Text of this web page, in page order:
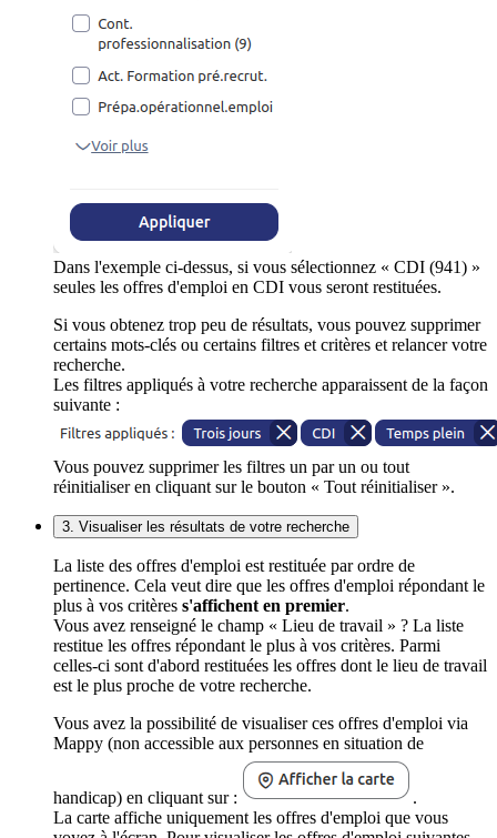
Dans l'exemple ci-dessus, si vous sélectionnez « CDI (941) »
seules les offres d'emploi en CDI vous seront restituées.
Si vous obtenez trop peu de résultats, vous pouvez supprimer
certains mots-clés ou certains filtres et critères et relancer votre
recherche.
Les filtres appliqués à votre recherche apparaissent de la façon
suivante :
Vous pouvez supprimer les filtres un par un ou tout
réinitialiser en cliquant sur le bouton « Tout réinitialiser ».
3. Visualiser les résultats de votre recherche
La liste des offres d'emploi est restituée par ordre de
pertinence. Cela veut dire que les offres d'emploi répondant le
plus à vos critères s'affichent en premier.
Vous avez renseigné le champ « Lieu de travail » ? La liste
restitue les offres répondant le plus à vos critères. Parmi
celles-ci sont d'abord restituées les offres dont le lieu de travail
est le plus proche de votre recherche.
Vous avez la possibilité de visualiser ces offres d'emploi via
Mappy (non accessible aux personnes en situation de
handicap) en cliquant sur :
.
La carte affiche uniquement les offres d'emploi que vous